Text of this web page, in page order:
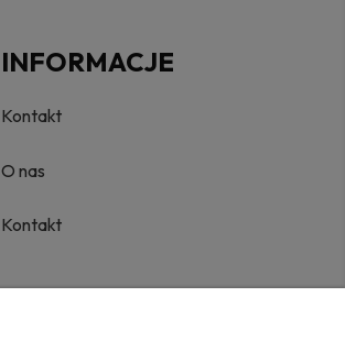
INFORMACJE
Kontakt
O nas
Kontakt